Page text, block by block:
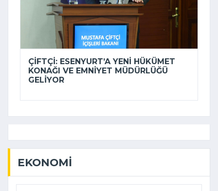
ÇIFTÇI: ESENYURT’A YENI HÜKÜMET
KONAĞI VE EMNIYET MÜDÜRLÜĞÜ
GELIYOR
EKONOMI